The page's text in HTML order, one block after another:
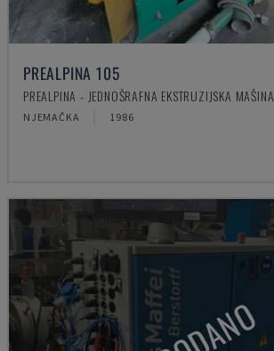
PREALPINA 105
PREALPINA - JEDNOŠRAFNA EKSTRUZIJSKA MAŠINA
NJEMAČKA 1986